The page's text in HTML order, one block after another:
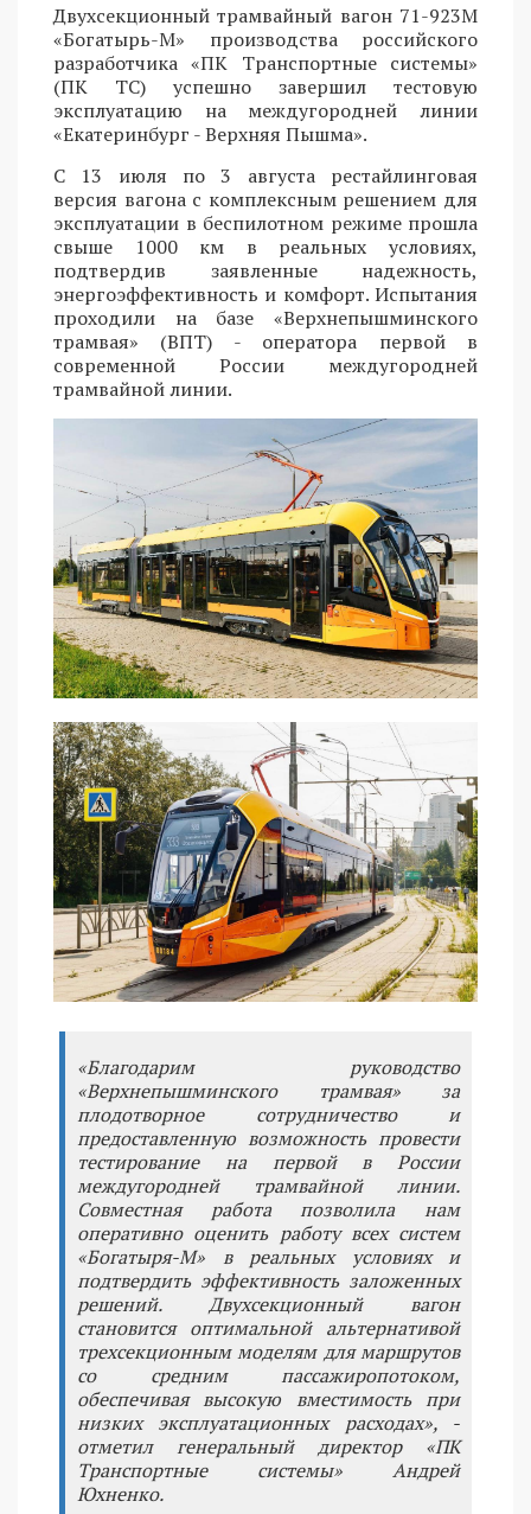
Двухсекционный трамвайный вагон 71-923М
«Богатырь-М» производства российского
разработчика «ПК Транспортные системы»
(ПК ТС) успешно завершил тестовую
эксплуатацию на междугородней линии
«Екатеринбург - Верхняя Пышма».
С 13 июля по 3 августа рестайлинговая
версия вагона с комплексным решением для
эксплуатации в беспилотном режиме прошла
свыше 1000 км в реальных условиях,
подтвердив заявленные надежность,
энергоэффективность и комфорт. Испытания
проходили на базе «Верхнепышминского
трамвая» (ВПТ) - оператора первой в
современной России междугородней
трамвайной линии.
«Благодарим руководство
«Верхнепышминского трамвая» за
плодотворное сотрудничество и
предоставленную возможность провести
тестирование на первой в России
междугородней трамвайной линии.
Совместная работа позволила нам
оперативно оценить работу всех систем
«Богатыря-М» в реальных условиях и
подтвердить эффективность заложенных
решений. Двухсекционный вагон
становится оптимальной альтернативой
трехсекционным моделям для маршрутов
со средним пассажиропотоком,
обеспечивая высокую вместимость при
низких эксплуатационных расходах», -
отметил генеральный директор «ПК
Транспортные системы» Андрей
Юхненко.